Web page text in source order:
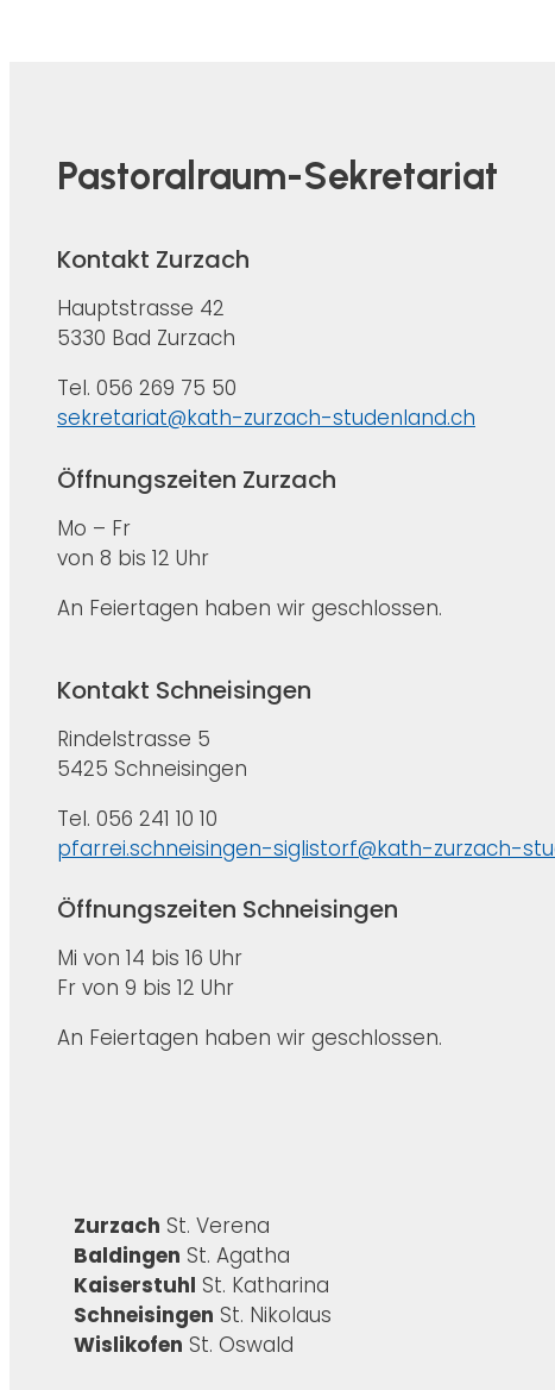
Pastoralraum-Sekretariat
Kontakt Zurzach
Hauptstrasse 42
5330 Bad Zurzach
Tel. 056 269 75 50
sekretariat@kath-zurzach-studenland.ch
Öffnungszeiten Zurzach
Mo – Fr
von 8 bis 12 Uhr
An Feiertagen haben wir geschlossen.
Kontakt Schneisingen
Rindelstrasse 5
5425 Schneisingen
Tel. 056 241 10 10
pfarrei.schneisingen-siglistorf@kath-zurzach-
Öffnungszeiten Schneisingen
Mi von 14 bis 16 Uhr
Fr von 9 bis 12 Uhr
An Feiertagen haben wir geschlossen.
Zurzach St. Verena
Baldingen St. Agatha
Kaiserstuhl St. Katharina
Schneisingen St. Nikolaus
Wislikofen St. Oswald